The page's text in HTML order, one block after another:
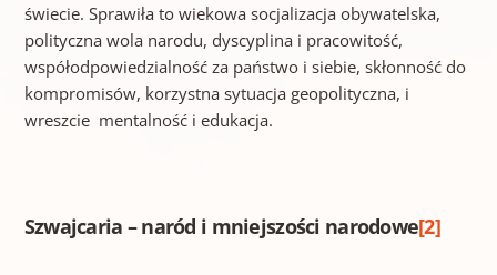
świecie. Sprawiła to wiekowa socjalizacja obywatelska,
polityczna wola narodu, dyscyplina i pracowitość,
współodpowiedzialność za państwo i siebie, skłonność do
kompromisów, korzystna sytuacja geopolityczna, i
wreszcie mentalność i edukacja.
Szwajcaria – naród i mniejszości narodowe[2]